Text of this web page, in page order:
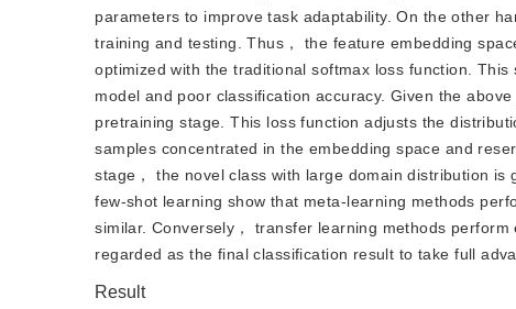
parameters to improve task adaptability. On the other
training and testing. Thus， the feature embedding
optimized with the traditional softmax loss function.
model and poor classification accuracy. Given the
pretraining stage. This loss function adjusts the
samples concentrated in the embedding space and
stage， the novel class with large domain distribution
few-shot learning show that meta-learning methods
similar. Conversely， transfer learning methods
regarded as the final classification result to take full
Result